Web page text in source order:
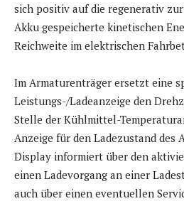
sich positiv auf die regenerativ
Akku gespeicherte kinetischen
Reichweite im elektrischen
Im Armaturenträger ersetzt eine
Leistungs-/Ladeanzeige den
Stelle der Kühlmittel-
Anzeige für den Ladezustand des
Display informiert über den
einen Ladevorgang an einer
auch über einen eventuellen